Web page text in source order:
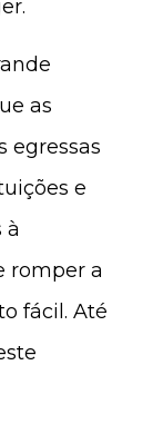
as
egressas
e
à
romper a
fácil. Até